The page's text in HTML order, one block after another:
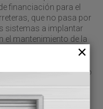
financiación para el
que no pasa por
sistemas a implantar
el mantenimiento de la
actual, porque “no
de las carreteras a
(PGE)”, explicó.
países de